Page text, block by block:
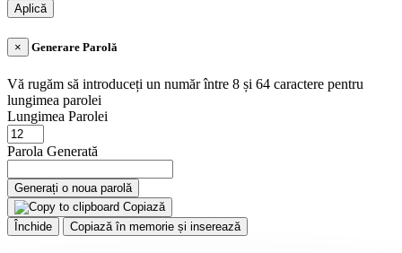
Aplică
× Generare Parolă
Vă rugăm să introduceți un număr între 8 și 64 caractere pentru
lungimea parolei
Lungimea Parolei
Parola Generată
Generați o noua parolă
Copiază
Închide
Copiază în memorie și inserează